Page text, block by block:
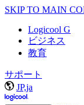
SKIP TO MAIN
Logicool G
ビジネス
教育
サポート
JP,ja